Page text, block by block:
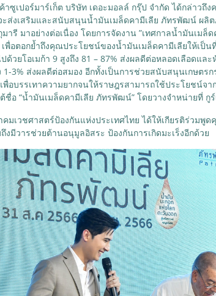
ปอร์มาร์เก็ต บริษัท เดอะมอลล์ กรุ๊ป จำกัด ได้กล่าวถึ
ส่งเสริมและสนับสนุนน้ำมันเมล็ดคามีเลีย ภัทรพัฒน์
ารี มาอย่างต่อเนื่อง โดยการจัดงาน ”เทศกาลน้ำมันเม
เพื่อตอกย้ำถึงคุณประโยชน์ของน้ำมันเมล็ดคามีเลียให้
ด้วยโอเมก้า 9 สูงถึง 81 – 87% ส่งผลดีต่อหลอดเลือดแ
1-3% ส่งผลดีต่อสมอง อีกทั้งเป็นการช่วยสนับสนุนเกษ
พื่อบรรเทาความยากจนให้ราษฎรสามารถใช้ประโยชน์
อ “น้ำมันเมล็ดคามีเลีย ภัทรพัฒน์” โดยวางจำหน่ายที่ กูร์
มเวชศาสตร์ป้องกันแห่งประเทศไทย ได้ให้เกียรติร่ว
มีวารช่วยต้านอนุมูลอิสระ ป้องกันการเกิดมะเร็งอีกด้วย